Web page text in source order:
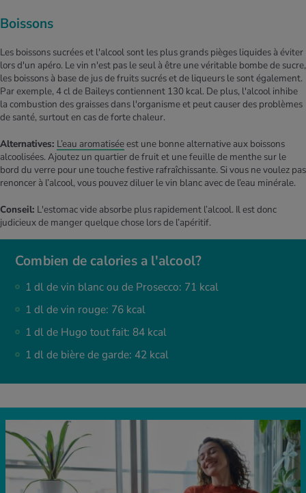
Boissons
Combien de calories a l'alcool?
1 dl de vin blanc ou de Prosecco: 71 kcal
1 dl de vin rouge: 76 kcal
1 dl de Hugo tout fait: 84 kcal
1 dl de bière de garde: 42 kcal
Les boissons sucrées et l'alcool sont les plus grands pièges liquides à éviter
lors d'un apéro. Le vin n'est pas le seul à être une véritable bombe de sucre,
les boissons à base de jus de fruits sucrés et de liqueurs le sont également.
Par exemple, 4 cl de Baileys contiennent 130 kcal. De plus, l'alcool inhibe
la combustion des graisses dans l'organisme et peut causer des problèmes
de santé, surtout en cas de forte chaleur.
Alternatives: L’eau aromatiséeest une bonne alternative aux boissons
alcoolisées. Ajoutez un quartier de fruit et une feuille de menthe sur le
bord du verre pour une touche festive rafraîchissante. Si vous ne voulez pas
renoncer à l’alcool, vous pouvez diluer le vin blanc avec de l’eau minérale.
Conseil: L'estomac vide absorbe plus rapidement l’alcool. Il est donc
judicieux de manger quelque chose lors de l’apéritif.